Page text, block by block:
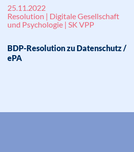
25.11.2022
Resolution | Digitale Gesellschaft
und Psychologie | SK VPP
BDP-Resolution zu Datenschutz /
ePA